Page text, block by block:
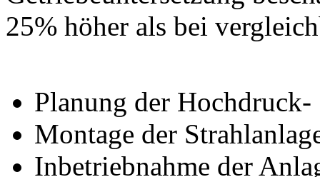
25% höher als bei
Planung der Hochdruck-
Montage der
Inbetriebnahme der